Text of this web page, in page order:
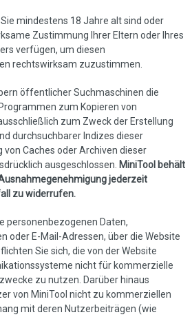
mindestens 18 Jahre alt sind oder
Zustimmung Ihrer Eltern oder Ihres
verfügen, um diesen
rechtswirksam zuzustimmen.
öffentlicher Suchmaschinen die
zum Kopieren von
zum Zweck der Erstellung
durchsuchbarer Indizes dieser
von Caches oder Archiven dieser
ausgeschlossen. MiniTool behält
jederzeit
zu widerrufen.
personenbezogenen Daten,
oder E-Mail-Adressen, über die Website
Sie sich, die von der Website
nicht für kommerzielle
zu nutzen. Darüber hinaus
von MiniTool nicht zu kommerziellen
mit deren Nutzerbeiträgen (wie